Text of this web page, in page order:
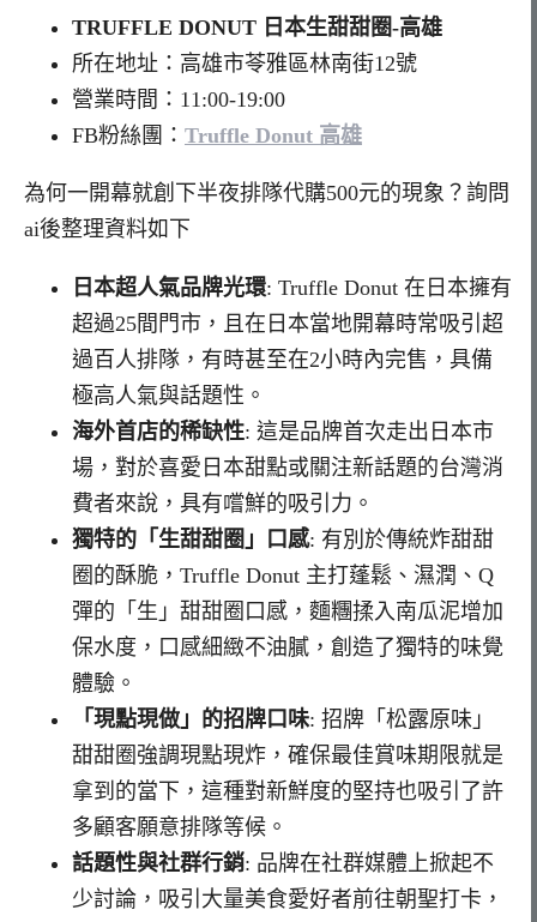
TRUFFLE DONUT 日本生甜甜圈-高雄
所在地址：高雄市苓雅區林南街12號
營業時間：11:00-19:00
FB粉絲團： Truffle Donut 高雄
為何一開幕就創下半夜排隊代購500元的現象？詢問
ai後整理資料如下
日本超人氣品牌光環: Truffle Donut 在日本擁有
超過25間門市，且在日本當地開幕時常吸引超
過百人排隊，有時甚至在2小時內完售，具備
極高人氣與話題性。
海外首店的稀缺性: 這是品牌首次走出日本市
場，對於喜愛日本甜點或關注新話題的台灣消
費者來說，具有嚐鮮的吸引力。
獨特的「生甜甜圈」口感: 有別於傳統炸甜甜
圈的酥脆，Truffle Donut 主打蓬鬆、濕潤、Q
彈的「生」甜甜圈口感，麵糰揉入南瓜泥增加
保水度，口感細緻不油膩，創造了獨特的味覺
體驗。
「現點現做」的招牌口味: 招牌「松露原味」
甜甜圈強調現點現炸，確保最佳賞味期限就是
拿到的當下，這種對新鮮度的堅持也吸引了許
多顧客願意排隊等候。
話題性與社群行銷: 品牌在社群媒體上掀起不
少討論，吸引大量美食愛好者前往朝聖打卡，